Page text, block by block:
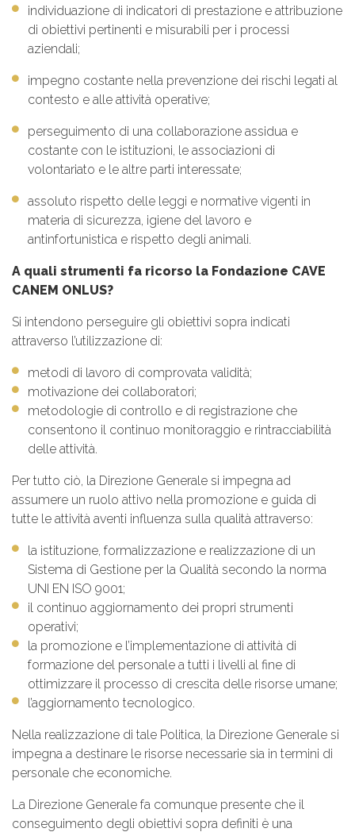
individuazione di indicatori di prestazione e attribuzione
di obiettivi pertinenti e misurabili per i processi
aziendali;
impegno costante nella prevenzione dei rischi legati al
contesto e alle attività operative;
perseguimento di una collaborazione assidua e
costante con le istituzioni, le associazioni di
volontariato e le altre parti interessate;
assoluto rispetto delle leggi e normative vigenti in
materia di sicurezza, igiene del lavoro e
antinfortunistica e rispetto degli animali.
A quali strumenti fa ricorso la Fondazione CAVE
CANEM ONLUS?
Si intendono perseguire gli obiettivi sopra indicati
attraverso l’utilizzazione di:
metodi di lavoro di comprovata validità;
motivazione dei collaboratori;
metodologie di controllo e di registrazione che
consentono il continuo monitoraggio e rintracciabilità
delle attività.
Per tutto ciò, la Direzione Generale si impegna ad
assumere un ruolo attivo nella promozione e guida di
tutte le attività aventi influenza sulla qualità attraverso:
la istituzione, formalizzazione e realizzazione di un
Sistema di Gestione per la Qualità secondo la norma
UNI EN ISO 9001;
il continuo aggiornamento dei propri strumenti
operativi;
la promozione e l’implementazione di attività di
formazione del personale a tutti i livelli al fine di
ottimizzare il processo di crescita delle risorse umane;
l’aggiornamento tecnologico.
Nella realizzazione di tale Politica, la Direzione Generale si
impegna a destinare le risorse necessarie sia in termini di
personale che economiche.
La Direzione Generale fa comunque presente che il
conseguimento degli obiettivi sopra definiti è una